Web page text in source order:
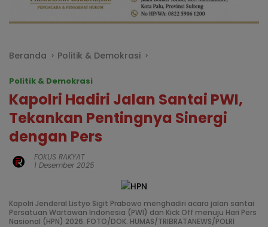
Beranda Politik & Demokrasi
Politik & Demokrasi
Kapolri Hadiri Jalan Santai PWI,
Tekankan Pentingnya Sinergi
dengan Pers
FOKUS RAKYAT
1 Desember 2025
Kapolri Jenderal Listyo Sigit Prabowo menghadiri acara jalan santai
Persatuan Wartawan Indonesia (PWI) dan Kick Off menuju Hari Pers
Nasional (HPN) 2026. FOTO/DOK. HUMAS/TRIBRATANEWS/POLRI